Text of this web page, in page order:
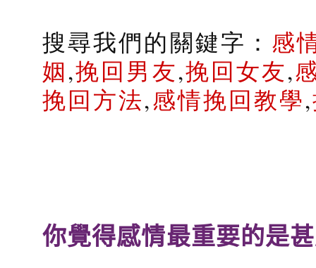
搜尋我們的關鍵字： 感
姻,挽回男友,挽回女友,
挽回方法,感情挽回教學,
你覺得感情最重要的是